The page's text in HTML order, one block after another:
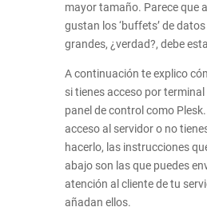
mayor tamaño. Parece que
gustan los ‘buffets’ de
grandes, ¿verdad?, debe
A continuación te explico
si tienes acceso por
panel de control como
acceso al servidor o no
hacerlo, las instrucciones
abajo son las que puedes
atención al cliente de tu
añadan ellos.